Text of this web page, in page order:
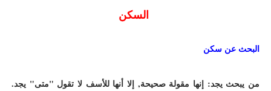
السكن
البحث عن سكن
من يبحث يجد: إنها مقولة صحيحة, إلا أنها للأسف لا تقول "متى" يجد.